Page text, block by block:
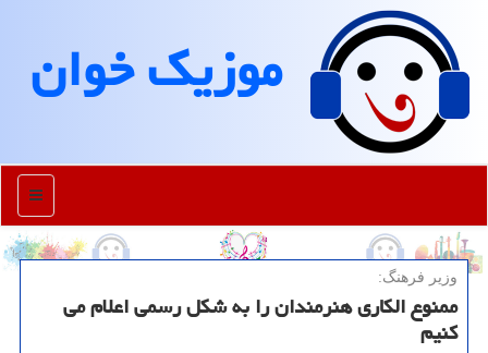
موزیك خوان
منو
وزیر فرهنگ:
ممنوع الکاری هنرمندان را به شکل رسمی اعلام می
کنیم